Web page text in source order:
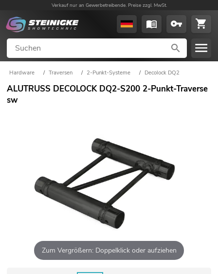
Verkauf nur an Gewerbetreibende. Preise zzgl. MwSt.
Hardware / Traversen / 2-Punkt-Systeme / Decolock DQ2
ALUTRUSS DECOLOCK DQ2-S200 2-Punkt-Traverse
sw
Zum Vergrößern: Doppelklick oder aufziehen